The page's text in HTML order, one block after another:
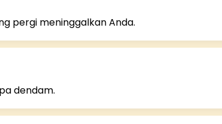
pergi meninggalkan Anda.
dendam.